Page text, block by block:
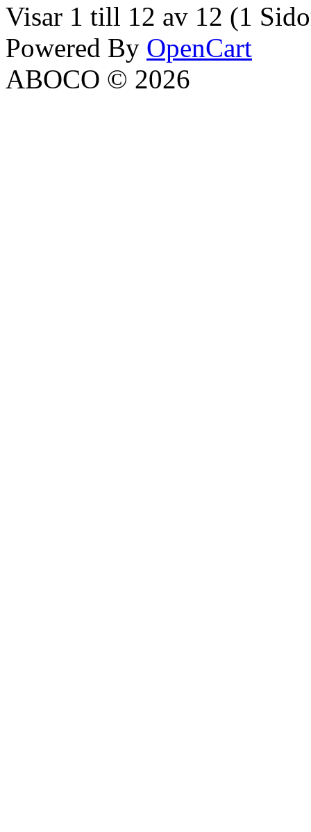
Visar 1 till 12 av 12 (1
Powered By OpenCart
ABOCO © 2026